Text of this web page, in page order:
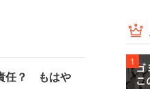
任？ もはや